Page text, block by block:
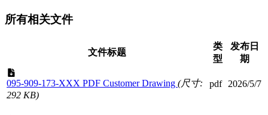
所有相关文件
文件标题
类
型
发布日
期
095-909-173-XXX PDF Customer Drawing (尺寸:
292 KB)
pdf 2026/5/7